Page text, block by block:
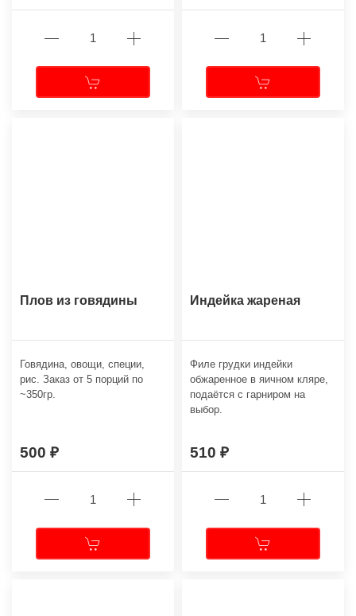
Плов из говядины
Говядина, овощи, специи,
рис. Заказ от 5 порций по
~350гр.
500
Индейка жареная
Филе грудки индейки
обжаренное в яичном кляре,
подаётся с гарниром на
выбор.
510